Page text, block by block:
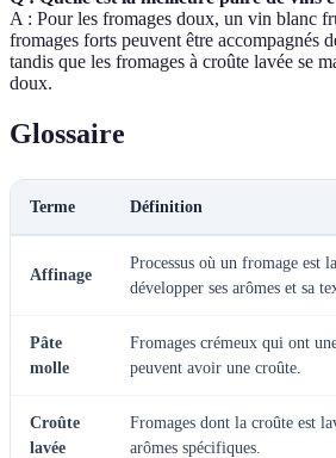
A : Pour les fromages doux, un vin blanc
fromages forts peuvent être accompagnés
tandis que les fromages à croûte lavée se
doux.
Glossaire
Terme Définition
Affinage
Processus où un fromage est
développer ses arômes et sa
Pâte
molle
Fromages crémeux qui ont
peuvent avoir une croûte.
Croûte
lavée
Fromages dont la croûte est
arômes spécifiques.